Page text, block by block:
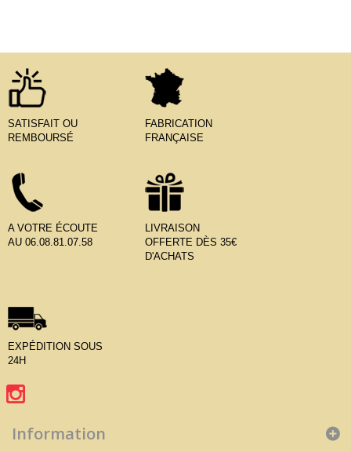
SATISFAIT OU
REMBOURSÉ
FABRICATION
FRANÇAISE
A VOTRE ÉCOUTE
AU 06.08.81.07.58
LIVRAISON
OFFERTE DÈS 35€
D'ACHATS
EXPÉDITION SOUS
24H
Information